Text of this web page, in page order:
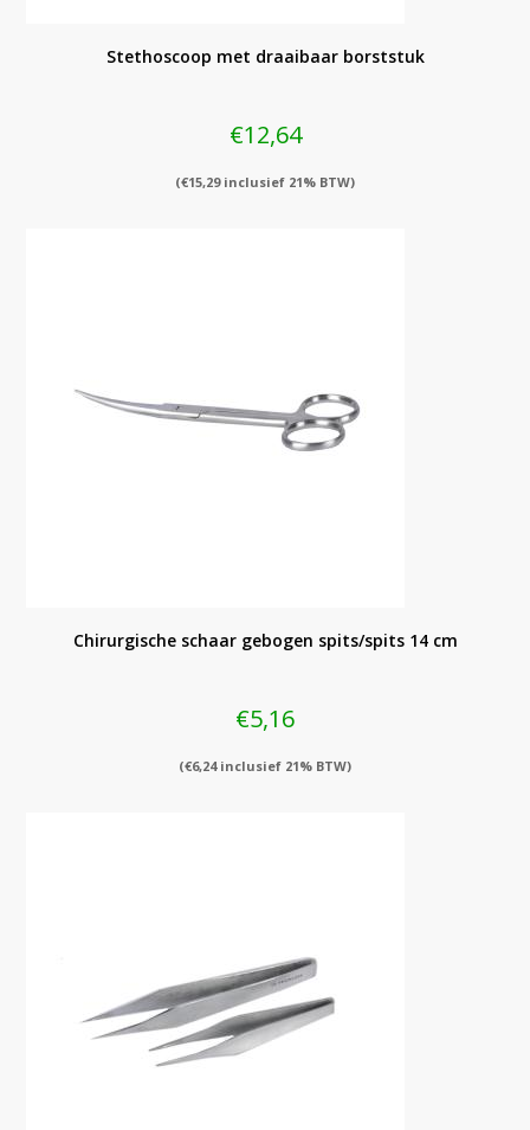
Stethoscoop met draaibaar borststuk
€12,64
(€15,29inclusief 21% BTW)
Chirurgische schaar gebogen spits/spits 14 cm
€5,16
(€6,24inclusief 21% BTW)